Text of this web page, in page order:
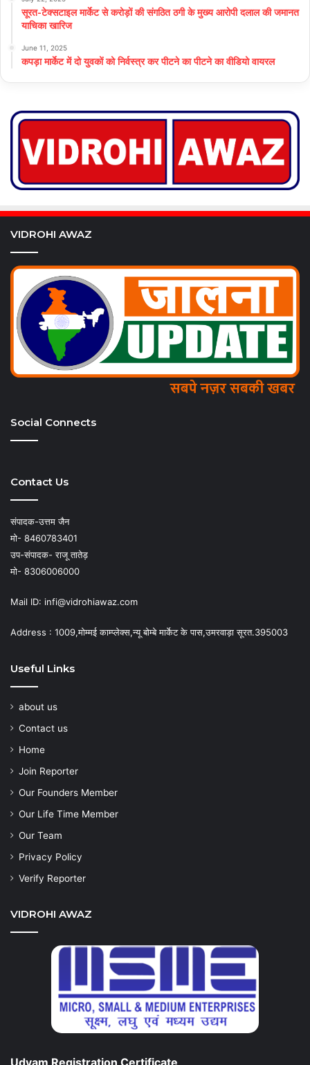
सूरत-टेक्सटाइल मार्केट से करोड़ों की संगठित ठगी के मुख्य आरोपी दलाल की जमानत
याचिका खारिज
June 11, 2025
कपड़ा मार्केट में दो युवकों को निर्वस्त्र कर पीटने का पीटने का वीडियो वायरल
VIDROHI AWAZ
Social Connects
Contact Us
संपादक-उत्तम जैन
मो- 8460783401
उप-संपादक- राजू तातेड़
मो- 8306006000
Mail ID: infi@vidrohiawaz.com
Address : 1009,मोम्मई काम्प्लेक्स,न्यू बोम्बे मार्केट के पास,उमरवाड़ा सूरत.395003
Useful Links
about us
Contact us
Home
Join Reporter
Our Founders Member
Our Life Time Member
Our Team
Privacy Policy
Verify Reporter
VIDROHI AWAZ